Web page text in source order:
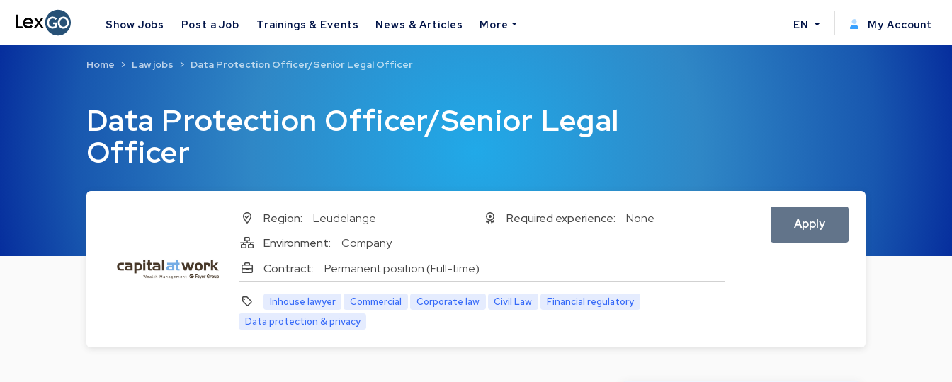
Show Jobs Post a Job Trainings & Events News & Articles More EN My Account
Data Protection Officer/Senior Legal
Officer
Home Law jobs Data Protection Officer/Senior Legal Officer
Region: Leudelange Required experience:
None
Environment:
Company
Contract:
Permanent position (Full-time)
Inhouse lawyer Commercial Corporate law Civil Law
Financial regulatory
Data protection & privacy
Apply